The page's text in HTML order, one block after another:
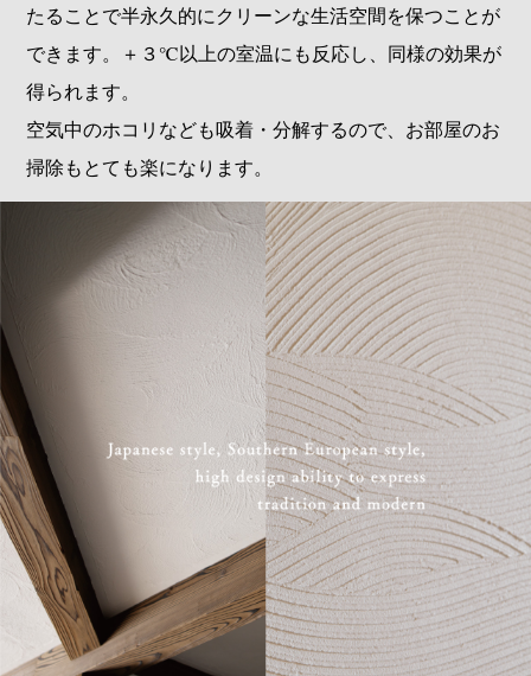
たることで半永久的にクリーンな生活空間を保つことが
できます。＋３℃以上の室温にも反応し、同様の効果が
得られます。
空気中のホコリなども吸着・分解するので、お部屋のお
掃除もとても楽になります。